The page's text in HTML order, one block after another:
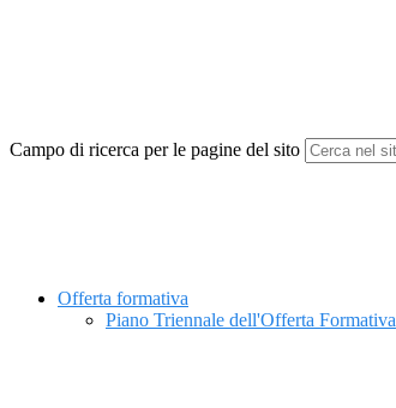
Campo di ricerca per le pagine del sito
Offerta formativa
Piano Triennale dell'Offerta Formativa